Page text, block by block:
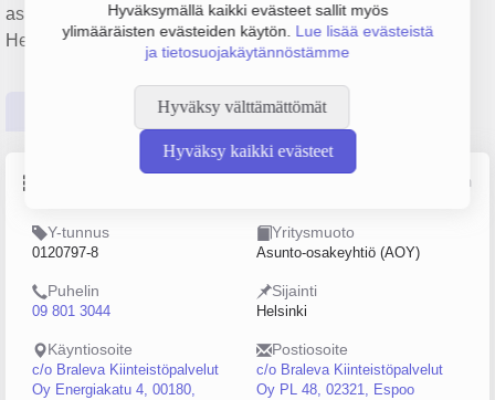
Hyväksymällä kaikki evästeet sallit myös
ylimääräisten evästeiden käytön. Lue lisää evästeistä
ja tietosuojakäytännöstämme
Hyväksy välttämättömät
Hyväksy kaikki evästeet
asuinkiinteistöjen hallinta, perustamisvuosi 1978 ja sijainti
Helsinki. Yrityksen yhtiömuoto Asunto-osakeyhtiö (AOY).
Tilinpäätösluvut Päättäjätiedot
Lähde: YTJ, PRH, Traficom
Y-tunnus
0120797-8
Yritysmuoto
Asunto-osakeyhtiö (AOY)
Puhelin
09 801 3044
Sijainti
Helsinki
Käyntiosoite
c/o Braleva Kiinteistöpalvelut
Oy Energiakatu 4, 00180,
Postiosoite
c/o Braleva Kiinteistöpalvelut
Oy PL 48, 02321, Espoo